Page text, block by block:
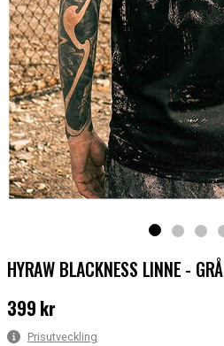
HYRAW BLACKNESS LINNE -
Pris: 399 kr
399 kr
Prisutveckling